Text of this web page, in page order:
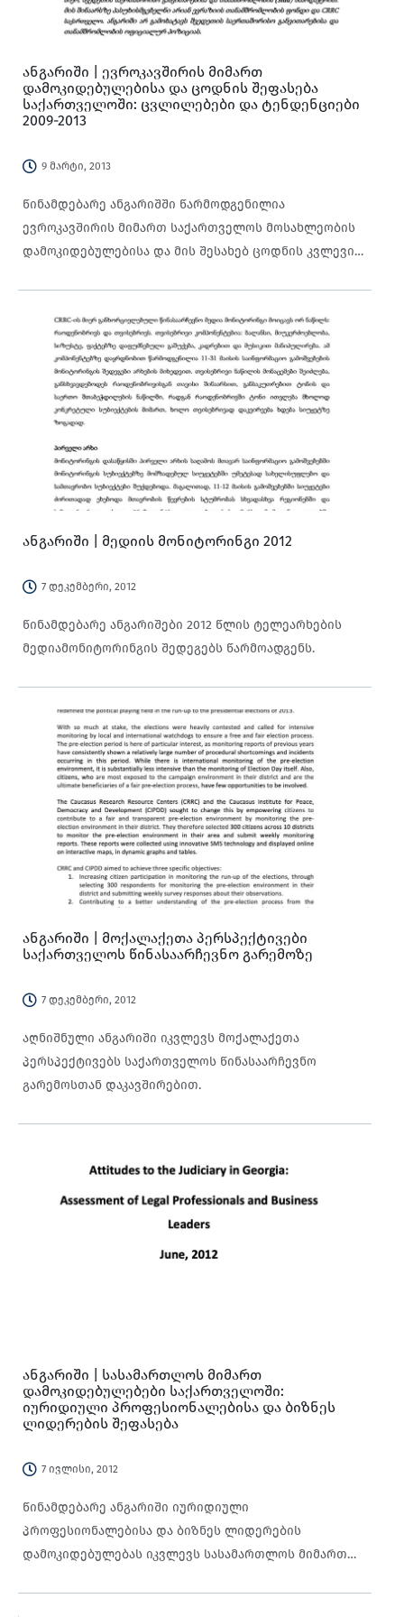
ანგარიში | ევროკავშირის მიმართ
დამოკიდებულებისა და ცოდნის შეფასება
საქართველოში: ცვლილებები და ტენდენციები
2009-2013
9 მარტი, 2013
წინამდებარე ანგარიშში წარმოდგენილია
ევროკავშირის მიმართ საქართველოს მოსახლეობის
დამოკიდებულებისა და მის შესახებ ცოდნის კვლევის
ანგარიში | მედიის მონიტორინგი 2012
7 დეკემბერი, 2012
წინამდებარე ანგარიშები 2012 წლის ტელეარხების
მედიამონიტორინგის შედეგებს წარმოადგენს.
ანგარიში | მოქალაქეთა პერსპექტივები
საქართველოს წინასაარჩევნო გარემოზე
7 დეკემბერი, 2012
აღნიშნული ანგარიში იკვლევს მოქალაქეთა
პერსპექტივებს საქართველოს წინასაარჩევნო
გარემოსთან დაკავშირებით.
ანგარიში | სასამართლოს მიმართ
დამოკიდებულებები საქართველოში:
იურიდიული პროფესიონალებისა და ბიზნეს
ლიდერების შეფასება
7 ივლისი, 2012
წინამდებარე ანგარიში იურიდიული
პროფესიონალებისა და ბიზნეს ლიდერების
დამოკიდებულებას იკვლევს სასამართლოს მიმართ